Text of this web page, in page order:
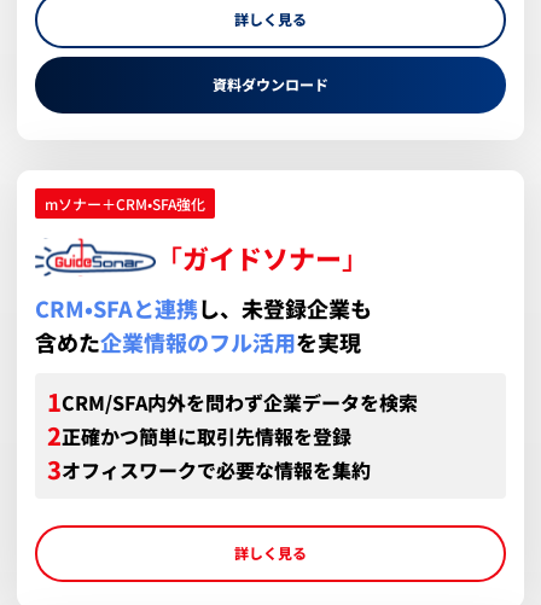
詳しく見る
資料ダウンロード
mソナー＋CRM•SFA強化
「ガイドソナー 」
CRM•SFAと連携し、未登録企業も
含めた企業情報のフル活用を実現
CRM/SFA内外を問わず企業データを検索
正確かつ簡単に取引先情報を登録
オフィスワークで必要な情報を集約
詳しく見る